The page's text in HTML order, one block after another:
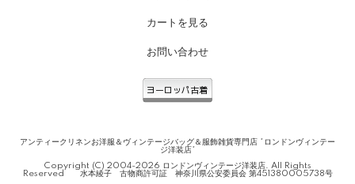
カートを見る
お問い合わせ
アンティークリネンお洋服＆ヴィンテージバッグ＆服飾雑貨専門店 *ロンドンヴィンテー
ジ洋装店*
Copyright (C) 2004-2026 ロンドンヴィンテージ洋装店. All Rights
Reserved 水本綾子 古物商許可証 神奈川県公安委員会 第451380005738号